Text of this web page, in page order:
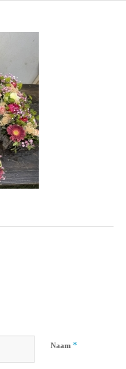
Naam *